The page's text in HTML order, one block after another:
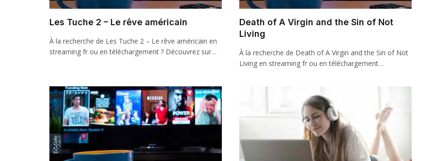
Les Tuche 2 – Le rêve américain
À la recherche de Les Tuche 2 – Le rêve américain en
streaming fr ou en téléchargement ? Découvrez sur…
Death of A Virgin and the Sin of Not
Living
À la recherche de Death of A Virgin and the Sin of Not
Living en streaming fr ou en téléchargement…